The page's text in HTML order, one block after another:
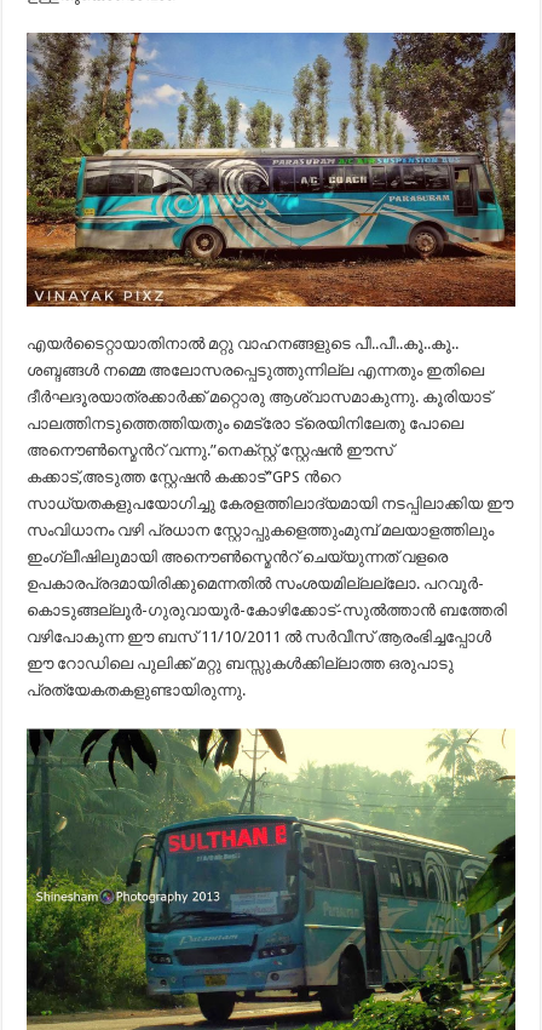
എയര്‍ടൈറ്റായാതിനാല്‍ മറ്റു വാഹനങ്ങളുടെ പീ..പീ..കൂ..കൂ..
ശബ്ദങ്ങള്‍ നമ്മെ അലോസരപ്പെടുത്തുന്നില്ല എന്നതും ഇതിലെ
ദീര്‍ഘദൂരയാത്രക്കാര്‍ക്ക് മറ്റൊരു ആശ്വാസമാകുന്നു. കൂരിയാട്
പാലത്തിനടുത്തെത്തിയതും മെട്രോ ട്രെയിനിലേതു പോലെ
അനൌണ്‍സ്മെന്‍റ് വന്നു.”നെക്സ്റ്റ് സ്റ്റേഷന്‍ ഈസ്‌
കക്കാട്,അടുത്ത സ്റ്റേഷന്‍ കക്കാട്”GPS ന്‍റെ
സാധ്യതകളുപയോഗിച്ചു കേരളത്തിലാദ്യമായി നടപ്പിലാക്കിയ ഈ
സംവിധാനം വഴി പ്രധാന സ്റ്റോപ്പുകളെത്തുംമുമ്പ് മലയാളത്തിലും
ഇംഗ്ലീഷിലുമായി അനൌണ്‍സ്മെന്‍റ് ചെയ്യുന്നത് വളരെ
ഉപകാരപ്രദമായിരിക്കുമെന്നതില്‍ സംശയമില്ലല്ലോ. പറവൂര്‍-
കൊടുങ്ങല്ലൂര്‍-ഗുരുവായൂര്‍-കോഴിക്കോട്-സുല്‍ത്താന്‍ ബത്തേരി
വഴിപോകുന്ന ഈ ബസ് 11/10/2011 ല്‍ സര്‍വീസ് ആരംഭിച്ചപ്പോള്‍
ഈ റോഡിലെ പുലിക്ക് മറ്റു ബസ്സുകള്‍ക്കില്ലാത്ത ഒരുപാടു
പ്രത്യേകതകളുണ്ടായിരുന്നു.